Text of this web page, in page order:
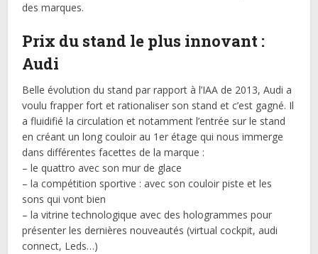
des marques.
Prix du stand le plus innovant :
Audi
Belle évolution du stand par rapport à l’IAA de 2013, Audi a
voulu frapper fort et rationaliser son stand et c’est gagné. Il
a fluidifié la circulation et notamment l’entrée sur le stand
en créant un long couloir au 1er étage qui nous immerge
dans différentes facettes de la marque :
– le quattro avec son mur de glace
– la compétition sportive : avec son couloir piste et les
sons qui vont bien
– la vitrine technologique avec des hologrammes pour
présenter les dernières nouveautés (virtual cockpit, audi
connect, Leds…)